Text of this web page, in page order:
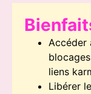
Accéder
liens
Libérer